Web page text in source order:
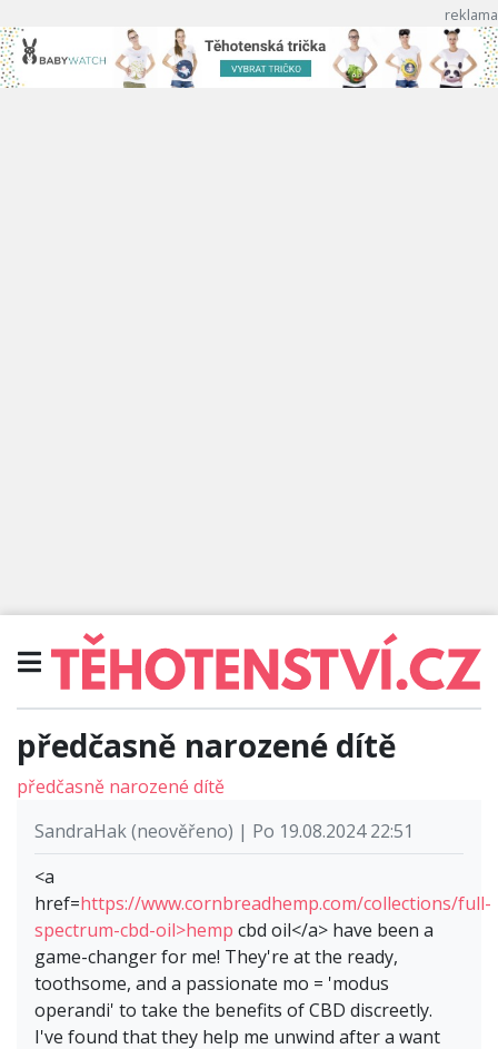
předčasně narozené dítě
předčasně narozené dítě
SandraHak (neověřeno) | Po 19.08.2024 22:51
<a
href=https://www.cornbreadhemp.com/collections/full-
spectrum-cbd-oil>hemp cbd oil</a> have been a
game-changer for me! They're at the ready,
toothsome, and a passionate mo = 'modus
operandi' to take the benefits of CBD discreetly.
I've found that they help me unwind after a want